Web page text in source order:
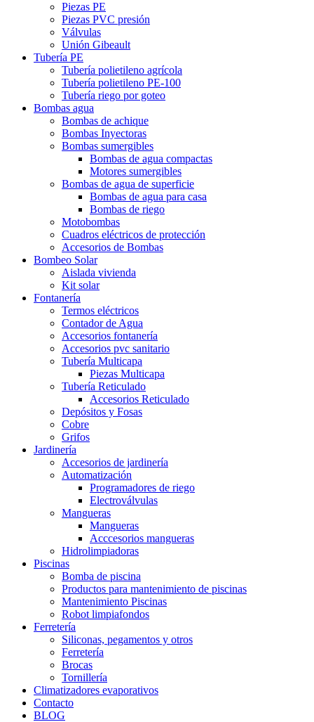
Piezas PE
Piezas PVC presión
Válvulas
Unión Gibeault
Tubería PE
Tubería polietileno agrícola
Tubería polietileno PE-100
Tubería riego por goteo
Bombas agua
Bombas de achique
Bombas Inyectoras
Bombas sumergibles
Bombas de agua compactas
Motores sumergibles
Bombas de agua de superficie
Bombas de agua para casa
Bombas de riego
Motobombas
Cuadros eléctricos de protección
Accesorios de Bombas
Bombeo Solar
Aislada vivienda
Kit solar
Fontanería
Termos eléctricos
Contador de Agua
Accesorios fontanería
Accesorios pvc sanitario
Tubería Multicapa
Piezas Multicapa
Tubería Reticulado
Accesorios Reticulado
Depósitos y Fosas
Cobre
Grifos
Jardinería
Accesorios de jardinería
Automatización
Programadores de riego
Electroválvulas
Mangueras
Mangueras
Acccesorios mangueras
Hidrolimpiadoras
Piscinas
Bomba de piscina
Productos para mantenimiento de piscinas
Mantenimiento Piscinas
Robot limpiafondos
Ferretería
Siliconas, pegamentos y otros
Ferretería
Brocas
Tornillería
Climatizadores evaporativos
Contacto
BLOG